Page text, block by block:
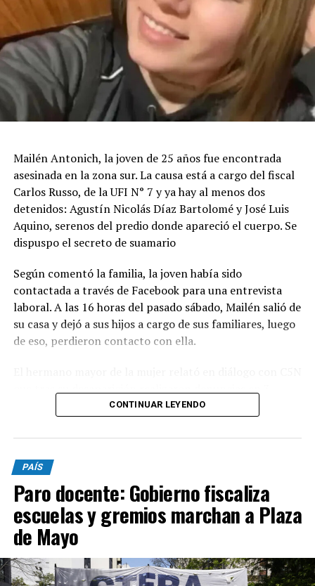
Mailén Antonich, la joven de 25 años fue encontrada
asesinada en la zona sur. La causa está a cargo del fiscal
Carlos Russo, de la UFI N° 7 y ya hay al menos dos
detenidos: Agustín Nicolás Díaz Bartolomé y José Luis
Aquino, serenos del predio donde apareció el cuerpo. Se
dispuspo el secreto de suamario
Según comentó la familia, la joven había sido
contactada a través de Facebook para una entrevista
laboral. A las 16 horas del pasado sábado, Mailén salió de
su casa y dejó a sus hijos a cargo de sus familiares, luego
de eso, perdieron contacto con ella.
que tras su desaparición realizaron denuncias en 3
comisarías pero, al no pasar las 24 horas, no fueron
Cuando fuimos y vimos a los serenos nos dimos cuenta
que había algo raro, empezamos a buscar y se fueron
corriendo. Llamamos a la policía y ahí la vieron", declaró
el familiar.
El domingo por la madrugada, los familiares se
presentaron en la comisaría, pero luego se retiraron
“aduciendo que iban hasta un balneario y luego regresan
a radicar la denuncia”. Pasadas las 02.10 regresaron a la
CONTINUAR LEYENDO
PAÍS
Paro docente: Gobierno fiscaliza
escuelas y gremios marchan a Plaza
de Mayo